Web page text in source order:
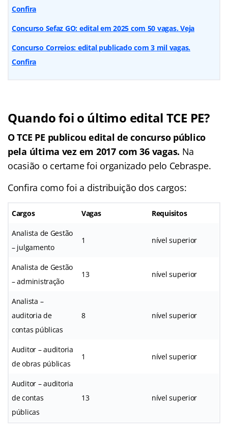
Confira
Concurso Sefaz GO: edital em 2025 com 50 vagas. Veja
Concurso Correios: edital publicado com 3 mil vagas.
Confira
Quando foi o último edital TCE PE?
O TCE PE publicou edital de concurso público
pela última vez em 2017 com 36 vagas. Na
ocasião o certame foi organizado pelo Cebraspe.
Confira como foi a distribuição dos cargos:
Cargos Vagas Requisitos
Analista de Gestão
– julgamento
1 nível superior
Analista de Gestão
– administração
13 nível superior
Analista –
auditoria de
contas públicas
8 nível superior
Auditor – auditoria
de obras públicas
1 nível superior
Auditor – auditoria
de contas
públicas
13 nível superior